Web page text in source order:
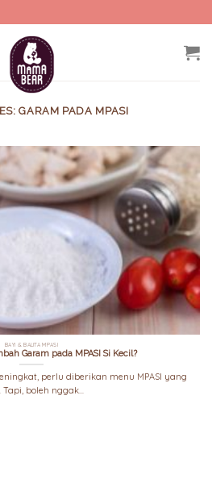
GARAM PADA MPASI
BAYI & BALITA MPASI
Garam pada MPASI Si Kecil?
perlu diberikan menu MPASI yang
Tapi, boleh nggak...